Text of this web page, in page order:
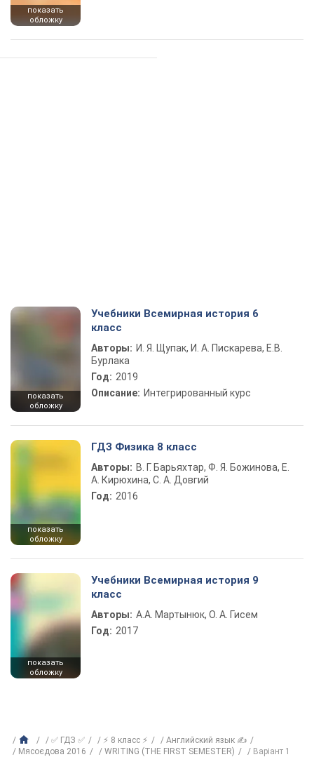
показать
обложку
показать
обложку
Учебники Всемирная история 6
класс
Авторы: И. Я. Щупак, И. А. Пискарева, Е.В.
Бурлака
Год: 2019
Описание: Интегрированный курс
показать
обложку
ГДЗ Физика 8 класс
Авторы: В. Г. Барьяхтар, Ф. Я. Божинова, Е.
А. Кирюхина, С. А. Довгий
Год: 2016
показать
обложку
Учебники Всемирная история 9
класс
Авторы: А.А. Мартынюк, О. А. Гисем
Год: 2017
✅ ГДЗ ✅ ⚡ 8 класс ⚡
Английский язык ✍
Мясоєдова 2016
WRITING (THE FIRST SEMESTER) Варіант 1